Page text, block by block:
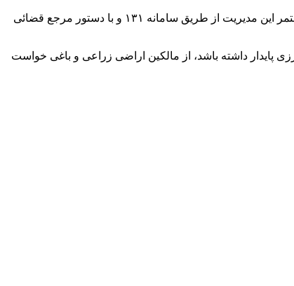
این مقام مسئول در ادامه با اشاره به اجرای ماده 3 و تبصره 2 ماده 10 قانون حفظ کاربری اراضی در محمودآباد، گفت: بر اساس پیگیری‌های مستمر این مدیریت از طریق سامانه ۱۳۱ و با دستور مرجع قضائی
پایدار داشته باشد، از مالکین اراضی زراعی و باغی خواست